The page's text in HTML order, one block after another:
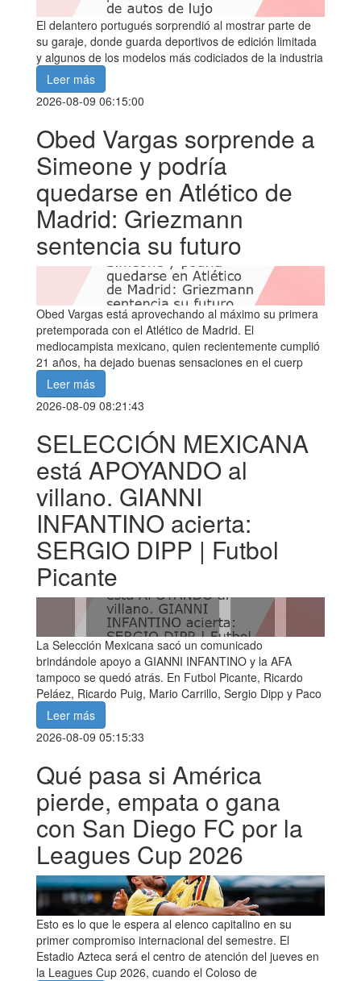
El delantero portugués sorprendió al mostrar parte de
su garaje, donde guarda deportivos de edición limitada
y algunos de los modelos más codiciados de la industria
Leer más
2026-08-09 06:15:00
Obed Vargas sorprende a
Simeone y podría
quedarse en Atlético de
Madrid: Griezmann
sentencia su futuro
Obed Vargas está aprovechando al máximo su primera
pretemporada con el Atlético de Madrid. El
mediocampista mexicano, quien recientemente cumplió
21 años, ha dejado buenas sensaciones en el cuerp
Leer más
2026-08-09 08:21:43
SELECCIÓN MEXICANA
está APOYANDO al
villano. GIANNI
INFANTINO acierta:
SERGIO DIPP | Futbol
Picante
La Selección Mexicana sacó un comunicado
brindándole apoyo a GIANNI INFANTINO y la AFA
tampoco se quedó atrás. En Futbol Picante, Ricardo
Peláez, Ricardo Puig, Mario Carrillo, Sergio Dipp y Paco
Leer más
2026-08-09 05:15:33
Qué pasa si América
pierde, empata o gana
con San Diego FC por la
Leagues Cup 2026
Esto es lo que le espera al elenco capitalino en su
primer compromiso internacional del semestre. El
Estadio Azteca será el centro de atención del jueves en
la Leagues Cup 2026, cuando el Coloso de